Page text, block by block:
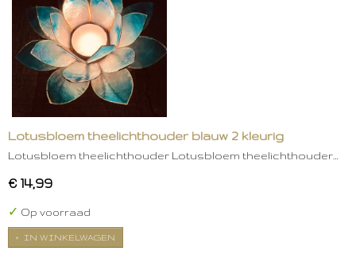
Lotusbloem theelichthouder blauw 2 kleurig
Lotusbloem theelichthouder Lotusbloem theelichthouder…
€ 14,99
✓ Op voorraad
IN WINKELWAGEN